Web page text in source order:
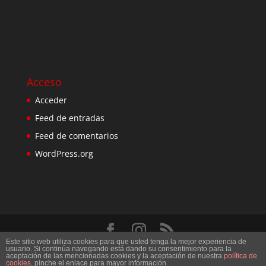
Acceso
Acceder
Feed de entradas
Feed de comentarios
WordPress.org
Diseñado porElegant Themes| Desarrollado por
WordPress
Este sitio web utiliza cookies para que usted tenga la mejor experiencia de
usuario. Si continúa navegando está dando su consentimiento para la
aceptación de las mencionadas cookies y la aceptación de nuestra política de
cookies, pinche el enlace para mayor información.